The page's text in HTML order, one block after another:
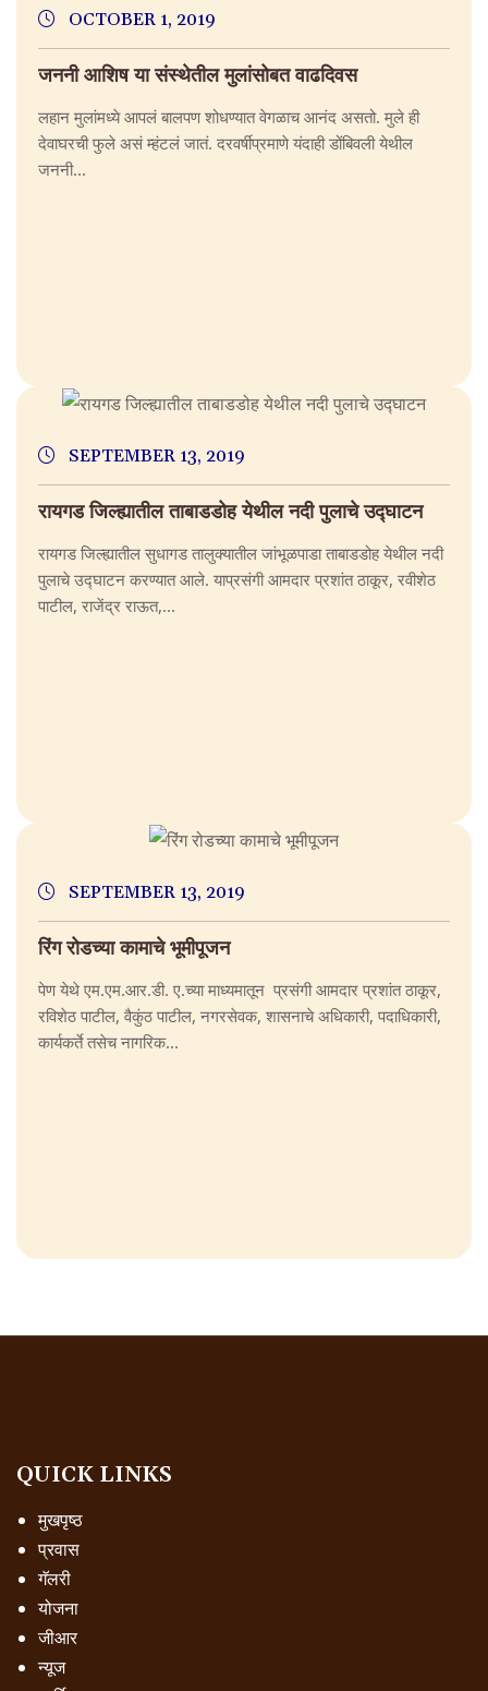
OCTOBER 1, 2019
जननी आशिष या संस्थेतील मुलांसोबत वाढदिवस
लहान मुलांमध्ये आपलं बालपण शोधण्यात वेगळाच आनंद असतो. मुले ही
देवाघरची फुले असं म्हंटलं जातं. दरवर्षीप्रमाणे यंदाही डोंबिवली येथील
जननी...
SEPTEMBER 13, 2019
रायगड जिल्ह्यातील ताबाडडोह येथील नदी पुलाचे उद्घाटन
रायगड जिल्ह्यातील सुधागड तालुक्यातील जांभूळपाडा ताबाडडोह येथील नदी
पुलाचे उद्घाटन करण्यात आले. याप्रसंगी आमदार प्रशांत ठाकूर, रवीशेठ
पाटील, राजेंद्र राऊत,...
SEPTEMBER 13, 2019
रिंग रोडच्या कामाचे भूमीपूजन
पेण येथे एम.एम.आर.डी. ए.च्या माध्यमातून प्रसंगी आमदार प्रशांत ठाकूर,
रविशेठ पाटील, वैकुंठ पाटील, नगरसेवक, शासनाचे अधिकारी, पदाधिकारी,
कार्यकर्ते तसेच नागरिक...
QUICK LINKS
मुखपृष्ठ
प्रवास
गॅलरी
योजना
जीआर
न्यूज